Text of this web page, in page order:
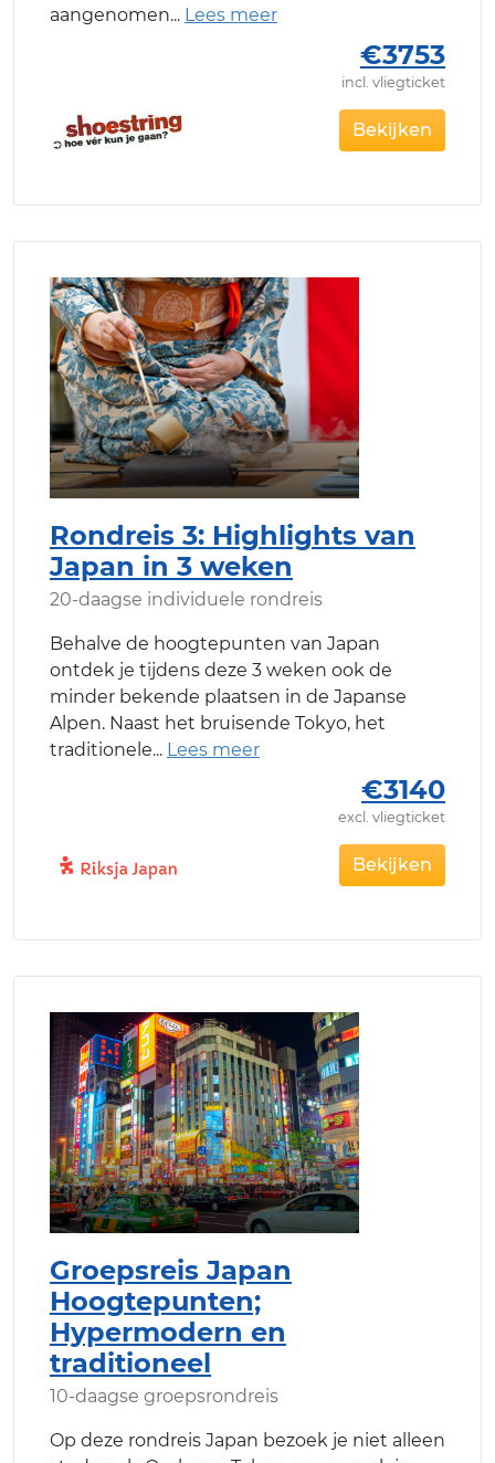
aangenomen
€3753
incl. vliegticket
Bekijken
Rondreis 3: Highlights van
Japan in 3 weken
20-daagse individuele rondreis
Behalve de hoogtepunten van Japan
ontdek je tijdens deze 3 weken ook de
minder bekende plaatsen in de Japanse
Alpen. Naast het bruisende Tokyo, het
traditionele
€3140
excl. vliegticket
Bekijken
Groepsreis Japan
Hoogtepunten;
Hypermodern en
traditioneel
10-daagse groepsrondreis
Op deze rondreis Japan bezoek je niet alleen